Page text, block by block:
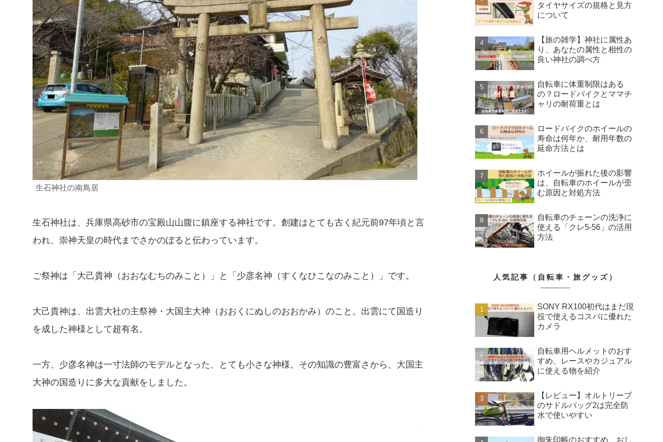
生石神社の南鳥居
生石神社は、兵庫県高砂市の宝殿山山腹に鎮座する神社です。創建はとても古く紀元前97年頃と言
われ、崇神天皇の時代までさかのぼると伝わっています。
ご祭神は「大己貴神（おおなむちのみこと）」と「少彦名神（すくなひこなのみこと）」です。
大己貴神は、出雲大社の主祭神・大国主大神（おおくにぬしのおおかみ）のこと。出雲にて国造り
を成した神様として超有名。
一方、少彦名神は一寸法師のモデルとなった、とても小さな神様。その知識の豊富さから、大国主
大神の国造りに多大な貢献をしました。
タイヤサイズの規格と見方
について
【旅の雑学】神社に属性あ
り、あなたの属性と相性の
良い神社の調べ方
自転車に体重制限はある
の？ロードバイクとママチ
ャリの耐荷重とは
ロードバイクのホイールの
寿命は何年か、耐用年数の
延命方法とは
ホイールが振れた後の影響
は、自転車のホイールが歪
む原因と対処方法
自転車のチェーンの洗浄に
使える「クレ5-56」の活用
方法
人気記事（自転車・旅グッズ）
SONY RX100初代はまだ現
役で使えるコスパに優れた
カメラ
自転車用ヘルメットのおす
すめ、レースやカジュアル
に使える物を紹介
【レビュー】オルトリーブ
のサドルバッグ2は完全防
水で使いやすい
御朱印帳のおすすめ、おし